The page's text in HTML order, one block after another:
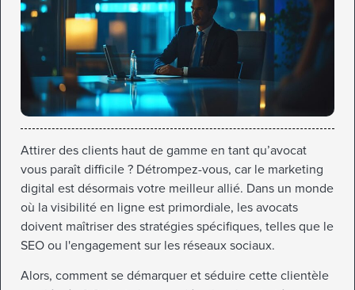
Attirer des clients haut de gamme en tant qu’avocat
vous paraît difficile ? Détrompez-vous, car le marketing
digital est désormais votre meilleur allié. Dans un monde
où la visibilité en ligne est primordiale, les avocats
doivent maîtriser des stratégies spécifiques, telles que le
SEO ou l'engagement sur les réseaux sociaux.
Alors, comment se démarquer et séduire cette clientèle